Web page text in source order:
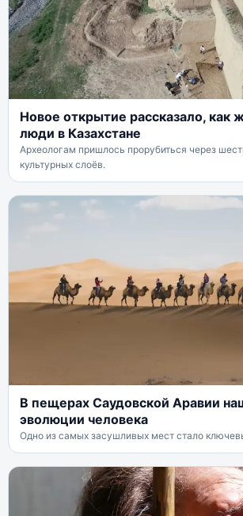
Новое открытие рассказало, как
люди в Казахстане
Археологам пришлось прорубиться через
культурных слоёв.
В пещерах Саудовской Аравии
эволюции человека
Одно из самых засушливых мест стало